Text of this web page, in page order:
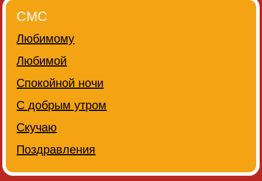
СМС
Любимому
Любимой
Спокойной ночи
С добрым утром
Скучаю
Поздравления